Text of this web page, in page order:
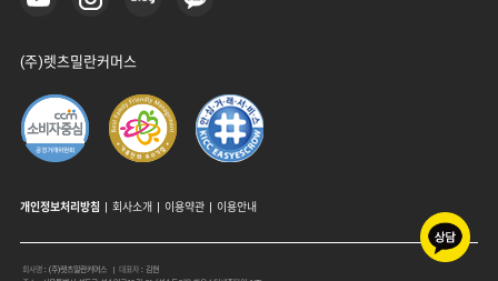
(주)렛츠밀란커머스
개인정보처리방침 회사소개 이용약관 이용안내
회사명 : (주)렛츠밀란커머스 | 대표자 : 김현